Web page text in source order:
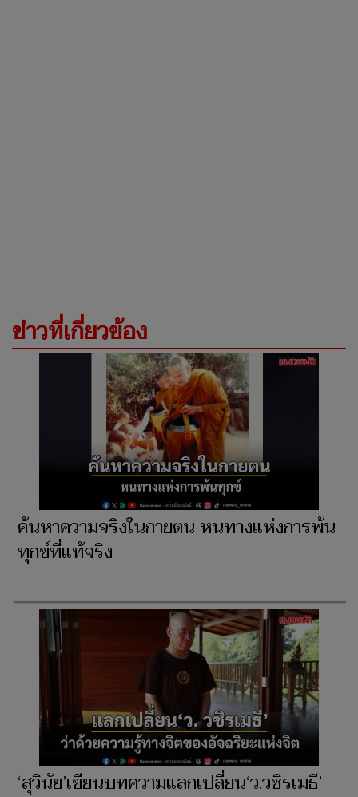
ข่าวที่เกี่ยวข้อง
ค้นหาความจริงในกายตน หนทางแห่งการพ้น
ทุกข์ที่แท้จริง
‘สุวินัย’เขียนบทความแลกเปลี่ยน‘ว.วชิรเมธี’